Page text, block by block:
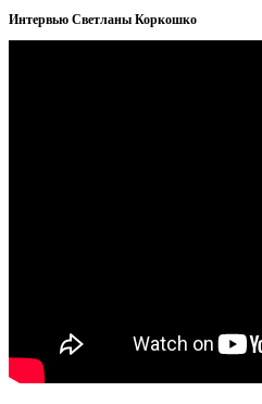
Интервью Светланы Коркошко